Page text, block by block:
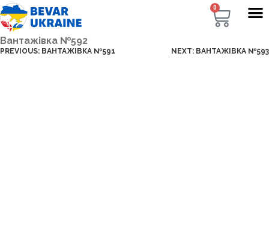
0
Вантажівка №592
PREVIOUS: ВАНТАЖІВКА №591 NEXT: ВАНТАЖІВКА №593